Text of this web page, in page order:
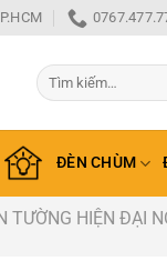
Tìm
kiếm:
ĐÈN CHÙM
TƯỜNG HIỆN ĐẠI